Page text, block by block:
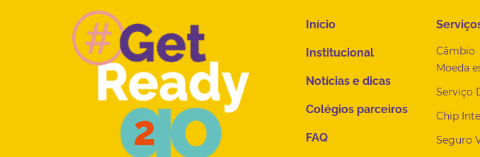
Início
Institucional
Notícias e dicas
Colégios parceiros
FAQ
Câmbio
Moeda
Serviço
Chip
Seguro